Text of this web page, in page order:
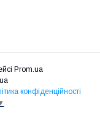
Prom.ua
конфіденційності